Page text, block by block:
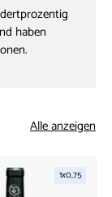
haben
Alle anzeigen
1x0,75